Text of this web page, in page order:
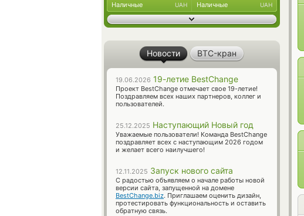
Наличные UAH Наличные UAH
Новости BTC-кран
19.06.2026 19-летие BestChange
Проект BestChange отмечает свое 19-летие!
Поздравляем всех наших партнеров, коллег и
пользователей.
25.12.2025 Наступающий Новый год
Уважаемые пользователи! Команда BestChange
поздравляет всех с наступающим 2026 годом
и желает всего наилучшего!
12.11.2025 Запуск нового сайта
С радостью объявляем о начале работы новой
версии сайта, запущенной на домене
BestChange.biz. Приглашаем оценить дизайн,
протестировать функциональность и оставить
обратную связь.